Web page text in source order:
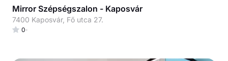
Mirror Szépségszalon - Kaposvár
7400 Kaposvár, Fő utca 27.
0